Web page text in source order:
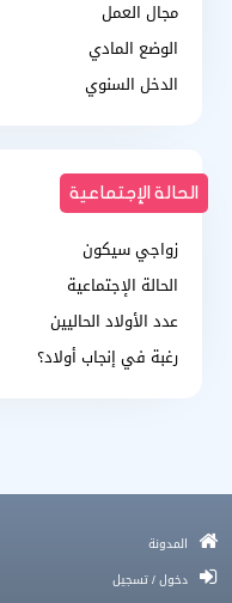
مجال العمل
الوضع المادي
الدخل السنوي
الحالة الإجتماعية
زواجي سيكون
الحالة الإجتماعية
عدد الأولاد الحاليين
رغبة في إنجاب أولاد؟
زواج في زمن التكنولوجيا و
الحياة تبدأ من جديد و رحلة زواجكِ
المدونة
دخول / تسجيل